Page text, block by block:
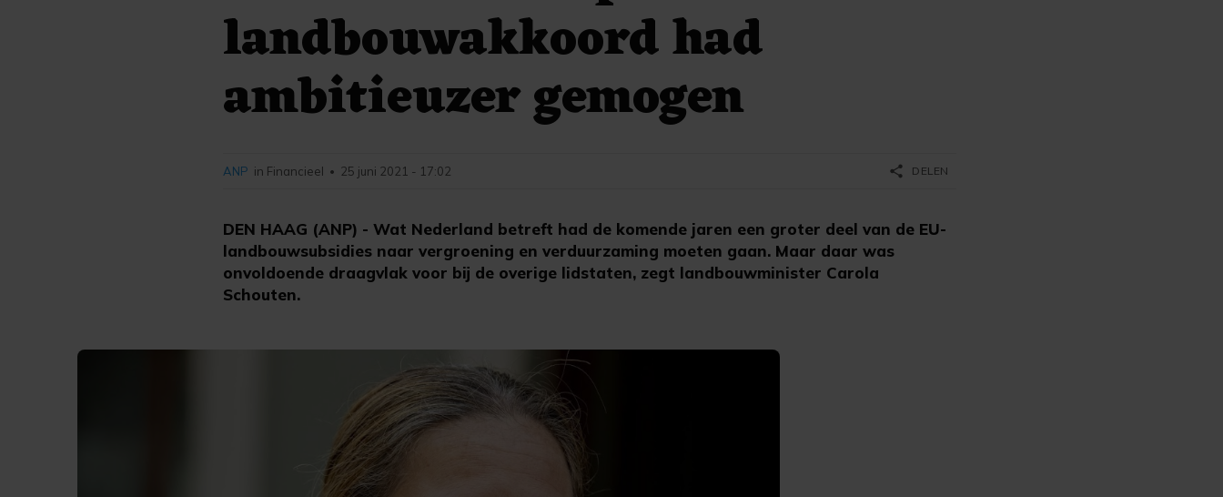
landbouwakkoord had
ambitieuzer gemogen
DEN HAAG (ANP) - Wat Nederland betreft had de komende jaren een groter deel van de EU-
landbouwsubsidies naar vergroening en verduurzaming moeten gaan. Maar daar was
onvoldoende draagvlak voor bij de overige lidstaten, zegt landbouwminister Carola
Schouten.
ANP in Financieel • 25 juni 2021 - 17:02 share DELEN